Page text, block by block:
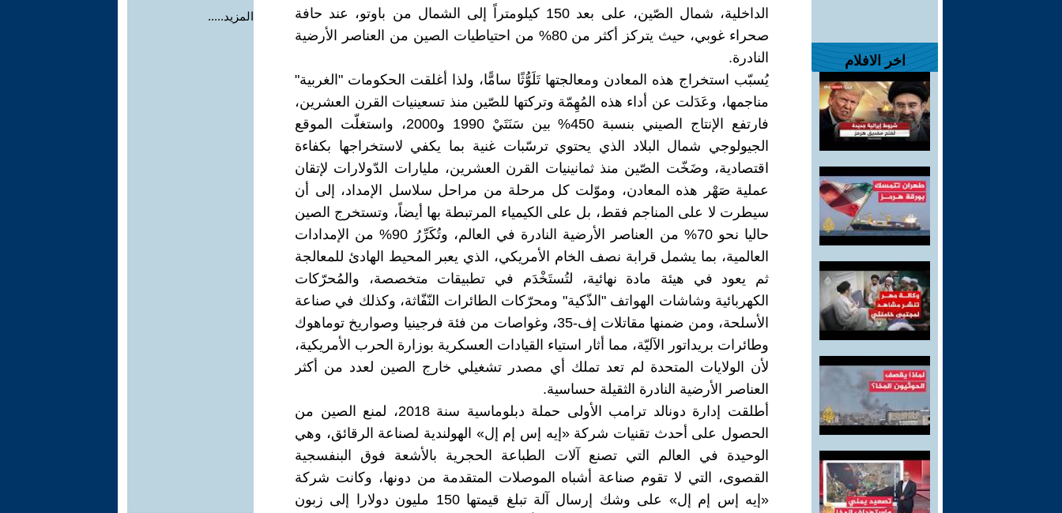
اخر الافلام
الداخلية، شمال الصّين، على بعد 150 كيلومتراً إلى الشمال من باوتو، عند حافة
صحراء غوبي، حيث يتركز أكثر من 80% من احتياطيات الصين من العناصر الأرضية
النادرة.
يُسبّب استخراج هذه المعادن ومعالجتها تَلَوُّثًا سامًّا، ولذا أغلقت الحكومات "الغربية"
مناجمها، وعَدَلت عن أداء هذه المُهِمّة وتركتها للصّين منذ تسعينيات القرن العشرين،
فارتفع الإنتاج الصيني بنسبة 450% بين سَنَتَيْ 1990 و2000، واستغلّت الموقع
الجيولوجي شمال البلاد الذي يحتوي ترسّبات غنية بما يكفي لاستخراجها بكفاءة
اقتصادية، وضَخّت الصّين منذ ثمانينيات القرن العشرين، مليارات الدّولارات لإتقان
عملية صَهْر هذه المعادن، وموّلت كل مرحلة من مراحل سلاسل الإمداد، إلى أن
سيطرت لا على المناجم فقط، بل على الكيمياء المرتبطة بها أيضاً، وتستخرج الصين
حاليا نحو 70% من العناصر الأرضية النادرة في العالم، وتُكَرِّرُ 90% من الإمدادات
العالمية، بما يشمل قرابة نصف الخام الأمريكي، الذي يعبر المحيط الهادئ للمعالجة
ثم يعود في هيئة مادة نهائية، لتُستَخْدَم في تطبيقات متخصصة، والمُحرّكات
الكهربائية وشاشات الهواتف "الذّكية" ومحرّكات الطائرات النّفّاثة، وكذلك في صناعة
الأسلحة، ومن ضمنها مقاتلات إف-35، وغواصات من فئة فرجينيا وصواريخ توماهوك
وطائرات بريداتور الآليّة، مما أثار استياء القيادات العسكرية بوزارة الحرب الأمريكية،
لأن الولايات المتحدة لم تعد تملك أي مصدر تشغيلي خارج الصين لعدد من أكثر
العناصر الأرضية النادرة الثقيلة حساسية.
أطلقت إدارة دونالد ترامب الأولى حملة دبلوماسية سنة 2018، لمنع الصين من
الحصول على أحدث تقنيات شركة «إيه إس إم إل» الهولندية لصناعة الرقائق، وهي
الوحيدة في العالم التي تصنع آلات الطباعة الحجرية بالأشعة فوق البنفسجية
القصوى، التي لا تقوم صناعة أشباه الموصلات المتقدمة من دونها، وكانت شركة
«إيه إس إم إل» على وشك إرسال آلة تبلغ قيمتها 150 مليون دولارا إلى زبون
المزيد.....